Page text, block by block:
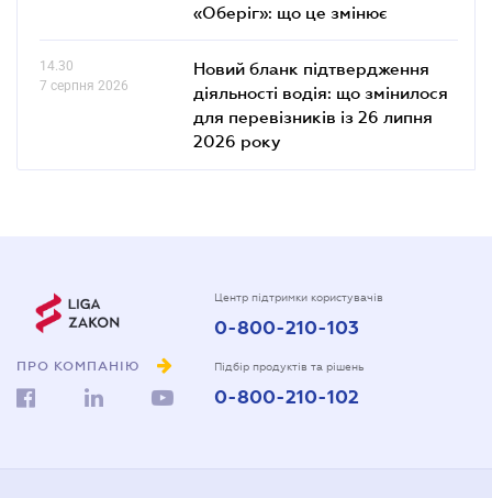
«Оберіг»: що це змінює
14.30
7 серпня 2026
Новий бланк підтвердження
діяльності водія: що змінилося
для перевізників із 26 липня
2026 року
ПРО КОМПАНІЮ
Центр підтримки користувачів
0-800-210-103
Підбір продуктів та рішень
0-800-210-102